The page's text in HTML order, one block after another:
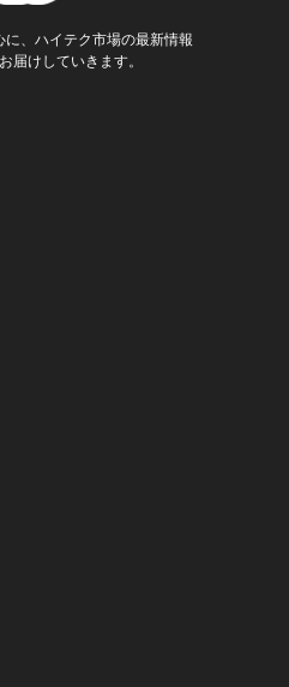
、ハイテク市場の最新情報
届けしていきます。